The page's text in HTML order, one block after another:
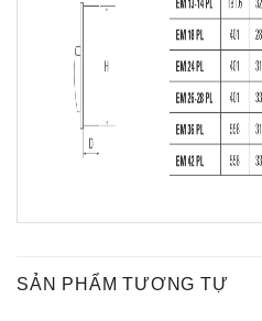
SẢN PHẨM TƯƠNG TỰ